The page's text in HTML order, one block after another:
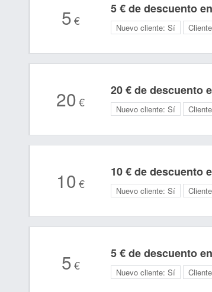
5€
5 € de descuento
Nuevo cliente: Sí
20€
20 € de descuento
Nuevo cliente: Sí
10€
10 € de descuento
Nuevo cliente: Sí
5€
5 € de descuento
Nuevo cliente: Sí